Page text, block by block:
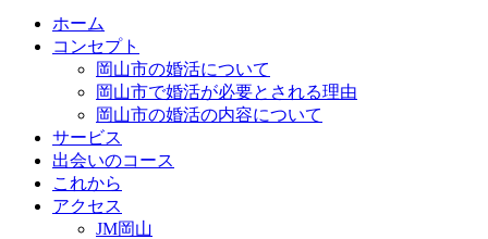
ホーム
コンセプト
岡山市の婚活について
岡山市で婚活が必要とされる理由
岡山市の婚活の内容について
サービス
出会いのコース
これから
アクセス
JM岡山